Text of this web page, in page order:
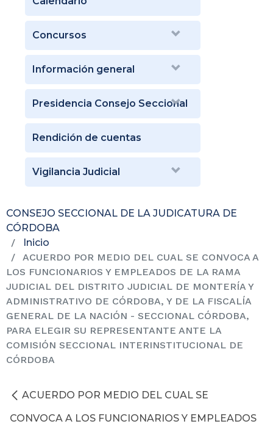
Concursos
Información general
Presidencia Consejo Seccional
Rendición de cuentas
Vigilancia Judicial
CONSEJO SECCIONAL DE LA JUDICATURA DE
CÓRDOBA
Inicio
ACUERDO POR MEDIO DEL CUAL SE CONVOCA A
LOS FUNCIONARIOS Y EMPLEADOS DE LA RAMA
JUDICIAL DEL DISTRITO JUDICIAL DE MONTERÍA Y
ADMINISTRATIVO DE CÓRDOBA, Y DE LA FISCALÍA
GENERAL DE LA NACIÓN - SECCIONAL CÓRDOBA,
PARA ELEGIR SU REPRESENTANTE ANTE LA
COMISIÓN SECCIONAL INTERINSTITUCIONAL DE
CÓRDOBA
ACUERDO POR MEDIO DEL CUAL SE
CONVOCA A LOS FUNCIONARIOS Y EMPLEADOS